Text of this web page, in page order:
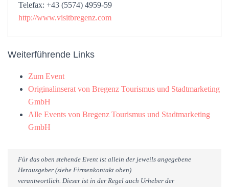
Telefax: +43 (5574) 4959-59
http://www.visitbregenz.com
Weiterführende Links
Zum Event
Originalinserat von Bregenz Tourismus und Stadtmarketing
GmbH
Alle Events von Bregenz Tourismus und Stadtmarketing
GmbH
Für das oben stehende Event ist allein der jeweils angegebene
Herausgeber (siehe Firmenkontakt oben)
verantwortlich. Dieser ist in der Regel auch Urheber der